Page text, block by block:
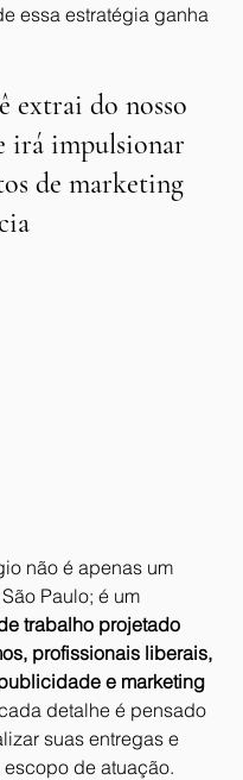
essa estratégia ganha
extrai do nosso
irá impulsionar
de marketing
não é apenas um
Paulo; é um
trabalho projetado
profissionais liberais,
e marketing
detalhe é pensado
suas entregas e
de atuação.